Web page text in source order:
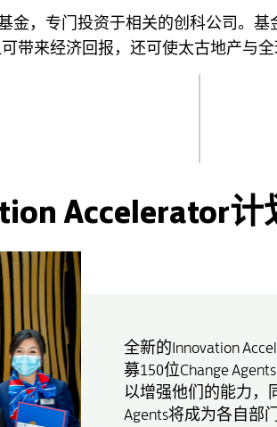
金，专门投资于相关的创科公司。
带来经济回报，还可使太古地产与
Accelerator
全新的Innovation
募150位Change
以增强他们的能力，
Agents将成为各自部